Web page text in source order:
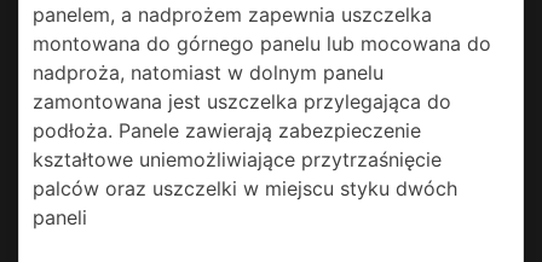
panelem, a nadprożem zapewnia uszczelka
montowana do górnego panelu lub mocowana do
nadproża, natomiast w dolnym panelu
zamontowana jest uszczelka przylegająca do
podłoża. Panele zawierają zabezpieczenie
kształtowe uniemożliwiające przytrzaśnięcie
palców oraz uszczelki w miejscu styku dwóch
paneli